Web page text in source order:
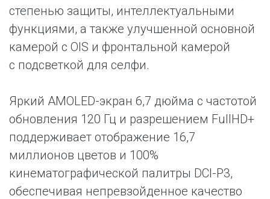
степенью защиты, интеллектуальными
функциями, а также улучшенной основной
камерой с OIS и фронтальной камерой
с подсветкой для селфи.
Яркий AMOLED-экран 6,7 дюйма с частотой
обновления 120 Гц и разрешением FullHD+
поддерживает отображение 16,7
миллионов цветов и 100%
кинематографической палитры DCI-P3,
обеспечивая непревзойденное качество